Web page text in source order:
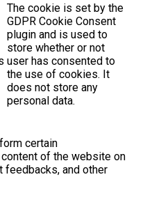
The cookie is set by the
GDPR Cookie Consent
plugin and is used to
store whether or not
user has consented to
the use of cookies. It
does not store any
personal data.
certain
of the website on
and other